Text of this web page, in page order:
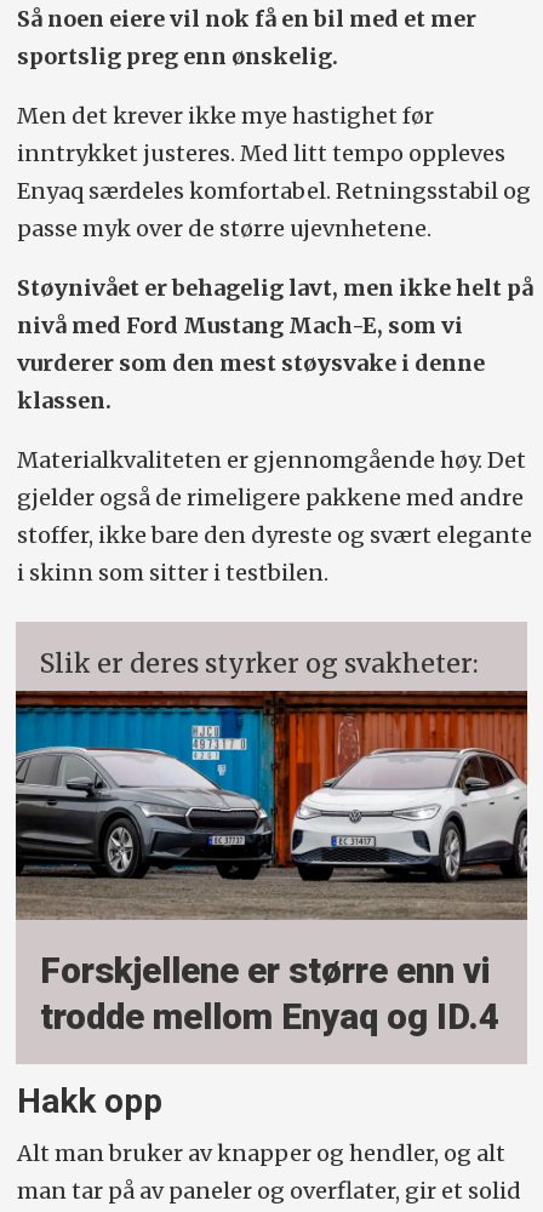
Så noen eiere vil nok få en bil med et mer
sportslig preg enn ønskelig.
Men det krever ikke mye hastighet før
inntrykket justeres. Med litt tempo oppleves
Enyaq særdeles komfortabel. Retningsstabil og
passe myk over de større ujevnhetene.
Støynivået er behagelig lavt, men ikke helt på
nivå med Ford Mustang Mach-E, som vi
vurderer som den mest støysvake i denne
klassen.
Materialkvaliteten er gjennomgående høy. Det
gjelder også de rimeligere pakkene med andre
stoffer, ikke bare den dyreste og svært elegante
i skinn som sitter i testbilen.
Slik er deres styrker og svakheter:
Forskjellene er større enn vi
trodde mellom Enyaq og ID.4
Hakk opp
Alt man bruker av knapper og hendler, og alt
man tar på av paneler og overflater, gir et solid